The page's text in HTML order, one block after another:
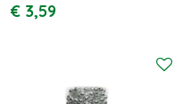
€ 3,59